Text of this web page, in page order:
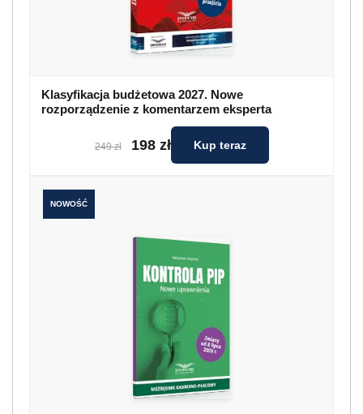
Klasyfikacja budżetowa 2027. Nowe
rozporządzenie z komentarzem eksperta
249 zł 198 zł Kup teraz
NOWOŚĆ